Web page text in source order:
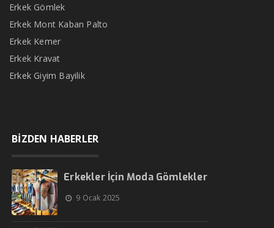
Erkek Gömlek
Erkek Mont Kaban Palto
Erkek Kemer
Erkek Kravat
Erkek Giyim Bayilik
BİZDEN HABERLER
Erkekler İçin Moda Gömlekler
9 Ocak 2025